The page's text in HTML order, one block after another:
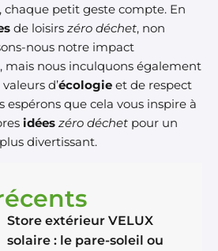
Store extérieur VELUX
solaire : le pare-soleil ou
chaque petit geste compte. En
de loisirs zéro déchet, non
nous notre impact
mais nous inculquons également
d’écologie et de respect
espérons que cela vous inspire à
idées zéro déchet pour un
divertissant.